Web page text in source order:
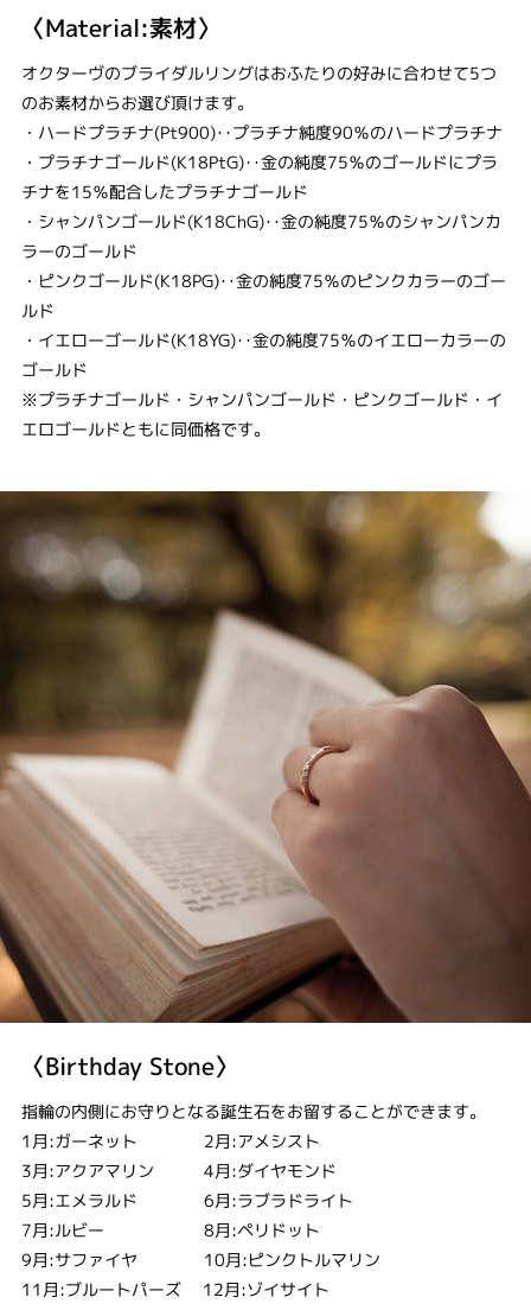
〈Material:素材〉
オクターヴのブライダルリングはおふたりの好みに合わせて5つ
のお素材からお選び頂けます。
・ハードプラチナ(Pt900)‥プラチナ純度90％のハードプラチナ
・プラチナゴールド(K18PtG)‥金の純度75％のゴールドにプラ
チナを15％配合したプラチナゴールド
・シャンパンゴールド(K18ChG)‥金の純度75％のシャンパンカ
ラーのゴールド
・ピンクゴールド(K18PG)‥金の純度75％のピンクカラーのゴー
ルド
・イエローゴールド(K18YG)‥金の純度75％のイエローカラーの
ゴールド
※プラチナゴールド・シャンパンゴールド・ピンクゴールド・イ
エロゴールドともに同価格です。
〈Birthday Stone〉
指輪の内側にお守りとなる誕生石をお留することができます。
1月:ガーネット 2月:アメシスト
3月:アクアマリン 4月:ダイヤモンド
5月:エメラルド 6月:ラブラドライト
7月:ルビー 8月:ペリドット
9月:サファイヤ 10月:ピンクトルマリン
11月:ブルートパーズ 12月:ゾイサイト